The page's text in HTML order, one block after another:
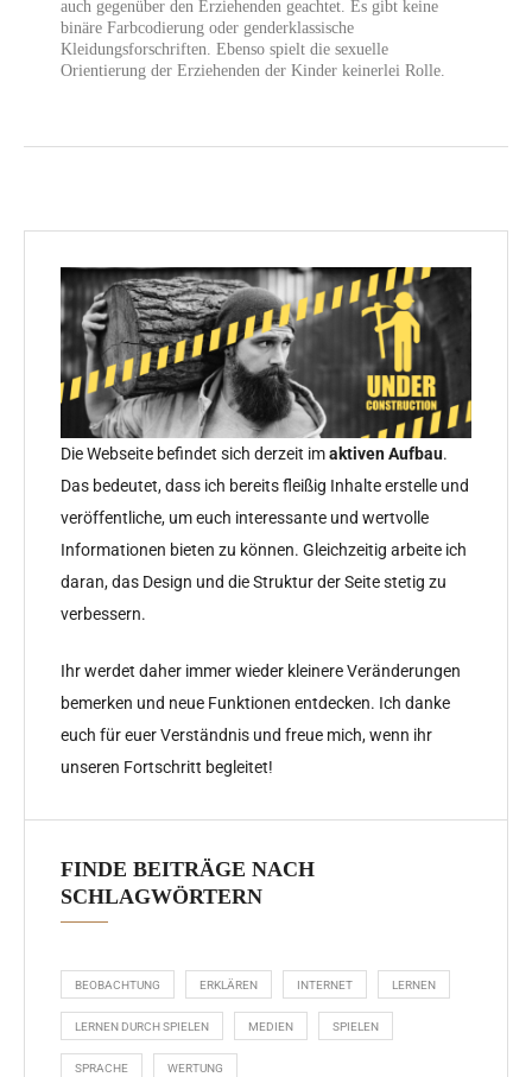
auch gegenüber den Erziehenden geachtet. Es gibt keine
binäre Farbcodierung oder genderklassische
Kleidungsforschriften. Ebenso spielt die sexuelle
Orientierung der Erziehenden der Kinder keinerlei Rolle.
Die Webseite befindet sich derzeit imaktiven Aufbau.
Das bedeutet, dass ich bereits fleißig Inhalte erstelle und
veröffentliche, um euch interessante und wertvolle
Informationen bieten zu können. Gleichzeitig arbeite ich
daran, das Design und die Struktur der Seite stetig zu
verbessern.
Ihr werdet daher immer wieder kleinere Veränderungen
bemerken und neue Funktionen entdecken. Ich danke
euch für euer Verständnis und freue mich, wenn ihr
unseren Fortschritt begleitet!
FINDE BEITRÄGE NACH
SCHLAGWÖRTERN
BEOBACHTUNG ERKLÄREN INTERNET LERNEN
LERNEN DURCH SPIELEN MEDIEN SPIELEN
SPRACHE WERTUNG